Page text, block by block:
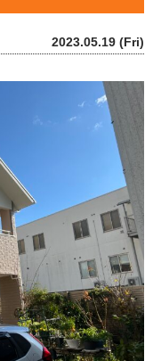
2023.05.19 (Fri)